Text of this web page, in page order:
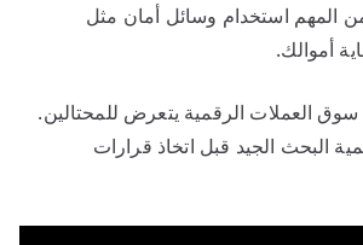
المهم استخدام وسائل أمان مثل
أموالك.
العملات الرقمية يتعرض للمحتالين.
البحث الجيد قبل اتخاذ قرارات